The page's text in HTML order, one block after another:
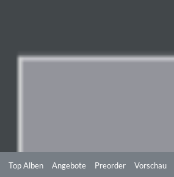
Top Alben Angebote Preorder Vorschau